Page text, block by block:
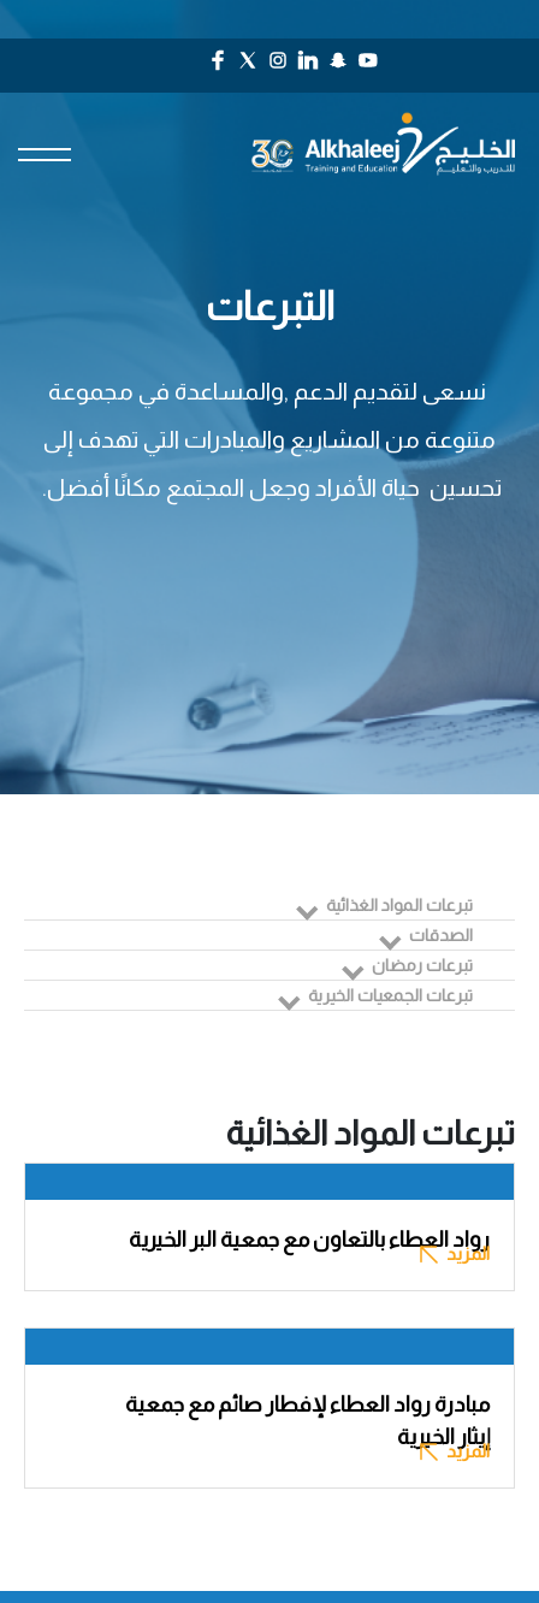
التبرعات
نسعى لتقديم الدعم ,والمساعدة في مجموعة
متنوعة من المشاريع والمبادرات التي تهدف إلى
تحسين حياة الأفراد وجعل المجتمع مكانًا أفضل.
تبرعات المواد الغذائية
رواد العطاء بالتعاون مع جمعية البر الخيرية
المزيد
مبادرة رواد العطاء لإفطار صائم مع جمعية
إيثار الخيرية
المزيد
تبرعات المواد الغذائية
الصدقات
تبرعات رمضان
تبرعات الجمعيات الخيرية